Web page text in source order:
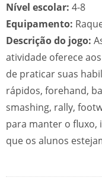
Nível escolar: 4-8
Equipamento:
Descrição do jogo:
atividade oferece
de praticar suas
rápidos, forehand,
smashing, rally,
para manter o fluxo,
que os alunos